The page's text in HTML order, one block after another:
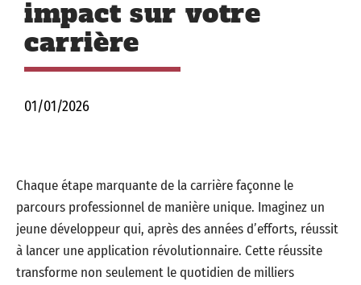
impact sur votre
carrière
01/01/2026
Chaque étape marquante de la carrière façonne le
parcours professionnel de manière unique. Imaginez un
jeune développeur qui, après des années d’efforts, réussit
à lancer une application révolutionnaire. Cette réussite
transforme non seulement le quotidien de milliers